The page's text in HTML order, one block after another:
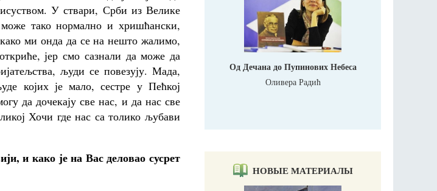
У ствари, Срби из Велике
тако нормално и хришћански,
ми онда да се на нешто жалимо,
јер смо сазнали да може да
људи се повезују. Мада,
којих је мало, сестре у Пећкој
да дочекају све нас, и да нас све
Хочи где нас са толико љубави
и како је на Вас деловао сусрет
Од Дечана до Пупинових Небеса
Оливера Радић
НОВЫЕ МАТЕРИАЛЫ